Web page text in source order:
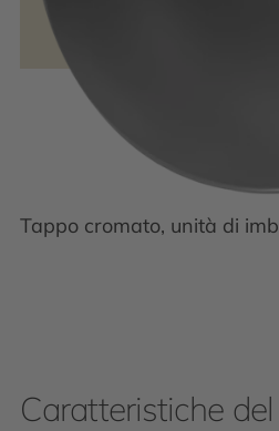
Tappo cromato, unità di
Caratteristiche